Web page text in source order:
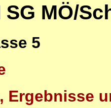
SG MÖ/
5
Ergebnisse